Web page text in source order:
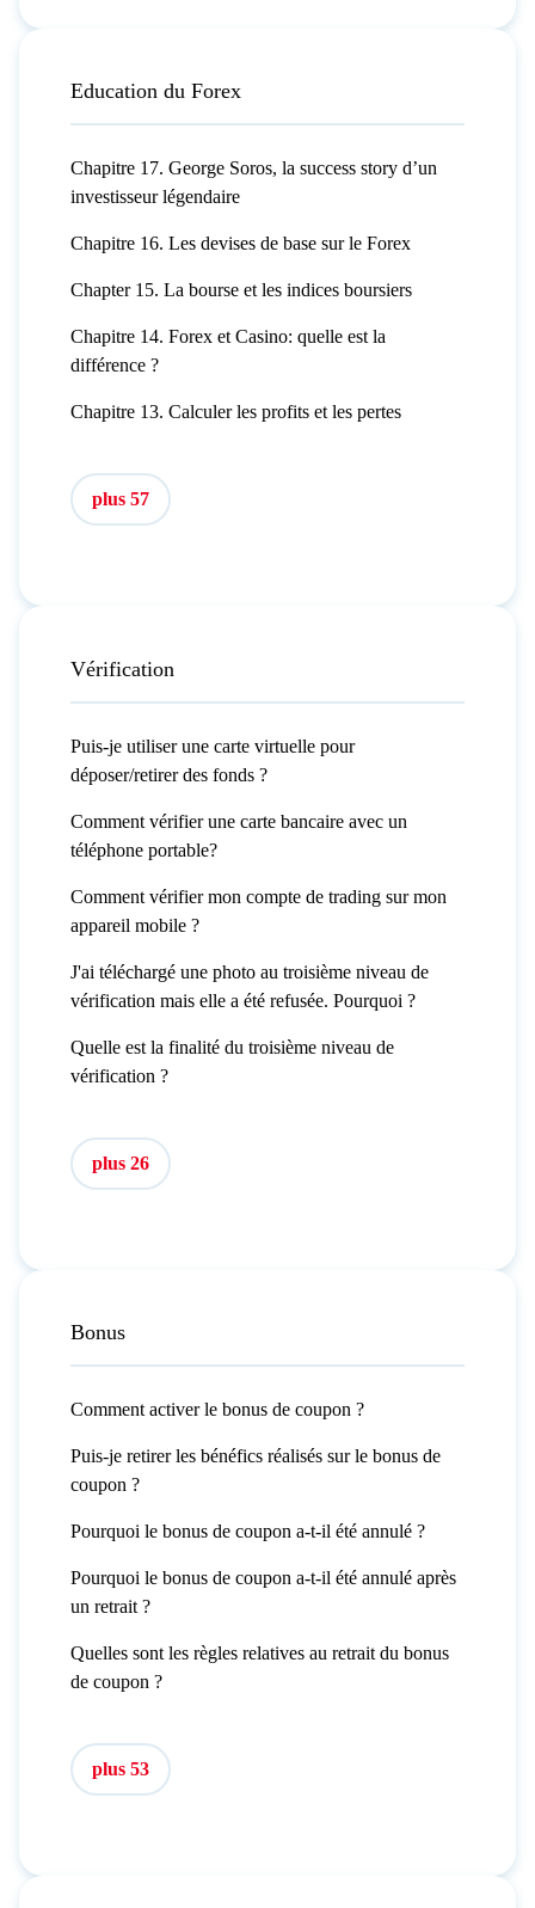
Education du Forex
Chapitre 17. George Soros, la success story d’un
investisseur légendaire
Chapitre 16. Les devises de base sur le Forex
Chapter 15. La bourse et les indices boursiers
Chapitre 14. Forex et Casino: quelle est la
différence ?
Chapitre 13. Calculer les profits et les pertes
plus 57
Vérification
Puis-je utiliser une carte virtuelle pour
déposer/retirer des fonds ?
Comment vérifier une carte bancaire avec un
téléphone portable?
Comment vérifier mon compte de trading sur mon
appareil mobile ?
J'ai téléchargé une photo au troisième niveau de
vérification mais elle a été refusée. Pourquoi ?
Quelle est la finalité du troisième niveau de
vérification ?
plus 26
Bonus
Comment activer le bonus de coupon ?
Puis-je retirer les bénéfics réalisés sur le bonus de
coupon ?
Pourquoi le bonus de coupon a-t-il été annulé ?
Pourquoi le bonus de coupon a-t-il été annulé après
un retrait ?
Quelles sont les règles relatives au retrait du bonus
de coupon ?
plus 53